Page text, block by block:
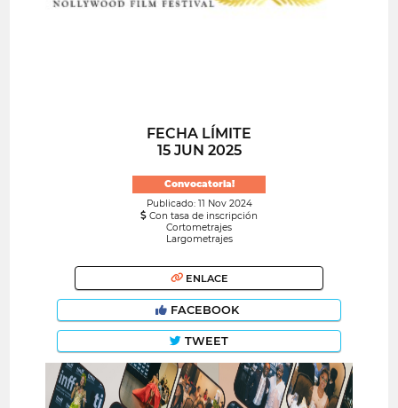
FECHA LÍMITE
15 JUN 2025
Convocatoria!
Publicado: 11 Nov 2024
Con tasa de inscripción
Cortometrajes
Largometrajes
ENLACE
FACEBOOK
TWEET